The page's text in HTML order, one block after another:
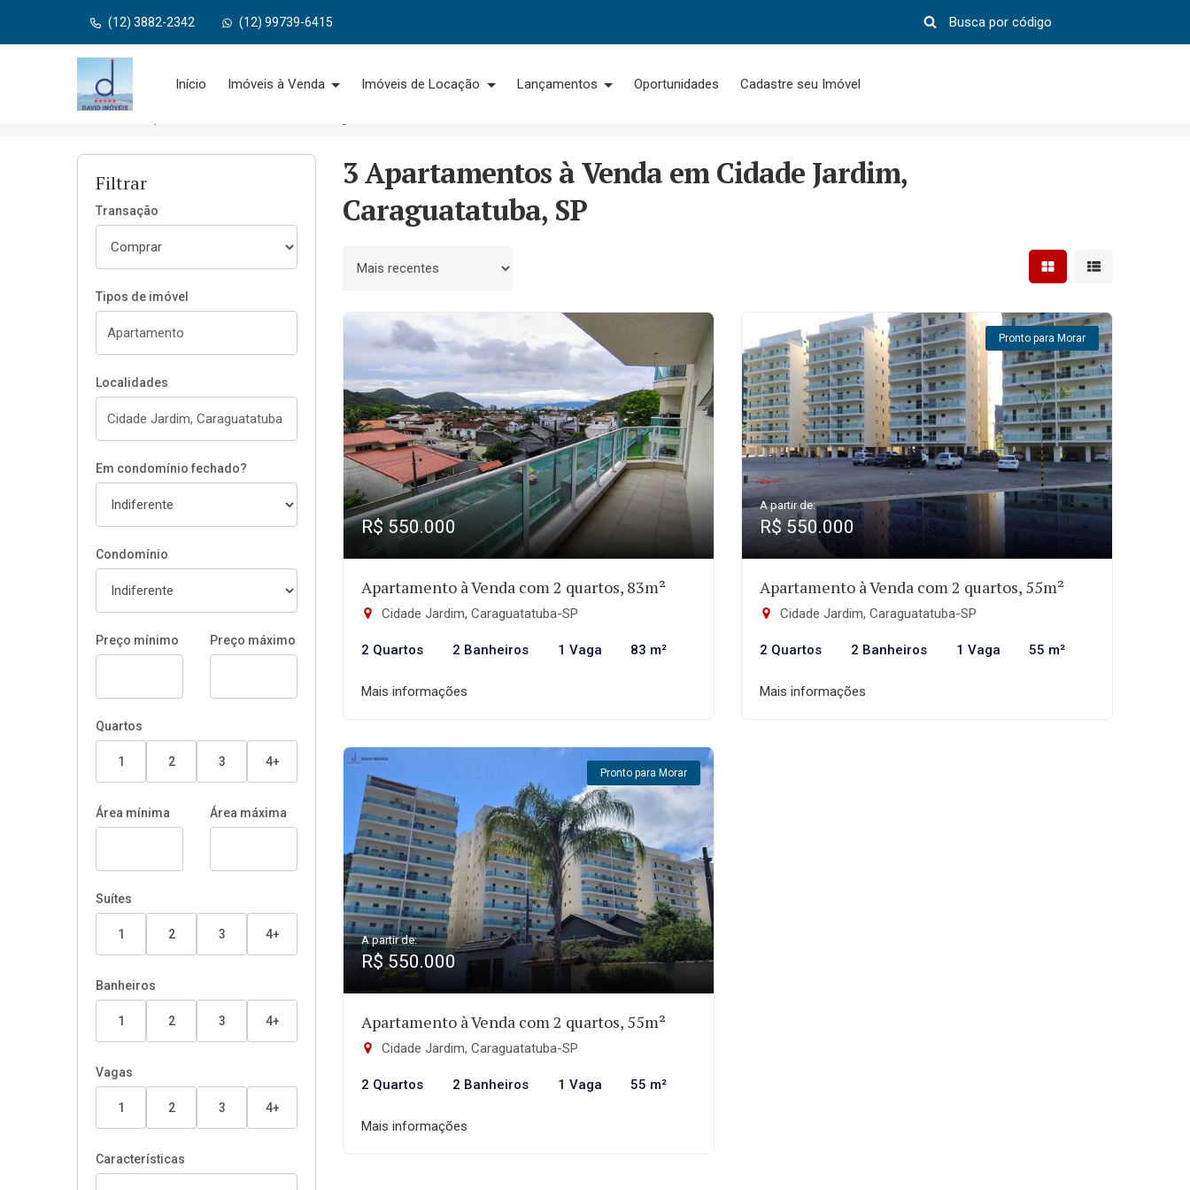
(12) 3882-2342 (12) 99739-6415
Página inicial
Início Imóveis à Venda Imóveis de Locação Lançamentos Oportunidades Cadastre seu Imóvel
Filtrar
Transação
Tipos de imóvel
Localidades
Em condomínio fechado?
Condomínio
Preço mínimo Preço máximo
Quartos
1 2 3 4+
Área mínima Área máxima
Suítes
1 2 3 4+
Banheiros
1 2 3 4+
Vagas
1 2 3 4+
Características
3 Apartamentos à Venda em Cidade Jardim,
Caraguatatuba, SP
Ordenar por Mostrar resultados em
Mostrar
R$ 550.000
Apartamento à Venda com 2 quartos, 83m²
Cidade Jardim, Caraguatatuba-SP
2 Quartos 2 Banheiros 1 Vaga 83 m²
Mais informações
Pronto para Morar
A partir de:
R$ 550.000
Apartamento à Venda com 2 quartos, 55m²
Cidade Jardim, Caraguatatuba-SP
2 Quartos 2 Banheiros 1 Vaga 55 m²
Mais informações
Pronto para Morar
A partir de:
R$ 550.000
Apartamento à Venda com 2 quartos, 55m²
Cidade Jardim, Caraguatatuba-SP
2 Quartos 2 Banheiros 1 Vaga 55 m²
Mais informações